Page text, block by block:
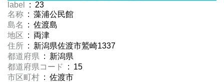
label
: 23
名称 : 藻浦公民館
島名
: 佐渡島
地区 : 両津
住所 : 新潟県佐渡市鷲崎1337
都道府県 : 新潟県
都道府県コード
: 15
市区町村 : 佐渡市